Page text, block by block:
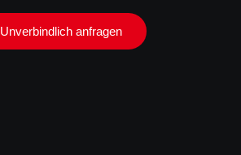
Unverbindlich anfragen